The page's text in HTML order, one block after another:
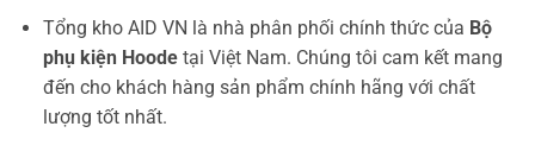
Tổng kho AID VN là nhà phân phối chính thức của Bộ
phụ kiện Hoodetại Việt Nam. Chúng tôi cam kết mang
đến cho khách hàng sản phẩm chính hãng với chất
lượng tốt nhất.